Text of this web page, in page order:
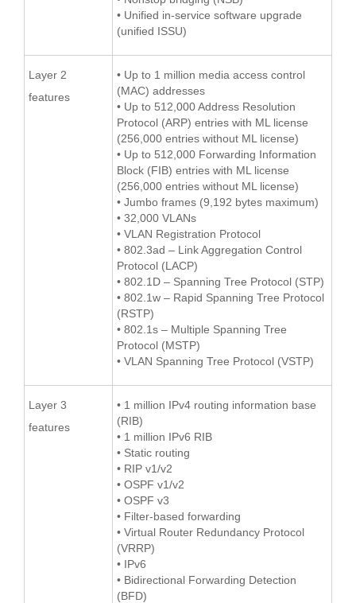
• Unified in-service software upgrade
(unified ISSU)
Layer 2
features
• Up to 1 million media access control
(MAC) addresses
• Up to 512,000 Address Resolution
Protocol (ARP) entries with ML license
(256,000 entries without ML license)
• Up to 512,000 Forwarding Information
Block (FIB) entries with ML license
(256,000 entries without ML license)
• Jumbo frames (9,192 bytes maximum)
• 32,000 VLANs
• VLAN Registration Protocol
• 802.3ad – Link Aggregation Control
Protocol (LACP)
• 802.1D – Spanning Tree Protocol (STP)
• 802.1w – Rapid Spanning Tree Protocol
(RSTP)
• 802.1s – Multiple Spanning Tree
Protocol (MSTP)
• VLAN Spanning Tree Protocol (VSTP)
Layer 3
features
• 1 million IPv4 routing information base
(RIB)
• 1 million IPv6 RIB
• Static routing
• RIP v1/v2
• OSPF v1/v2
• OSPF v3
• Filter-based forwarding
• Virtual Router Redundancy Protocol
(VRRP)
• IPv6
• Bidirectional Forwarding Detection
(BFD)